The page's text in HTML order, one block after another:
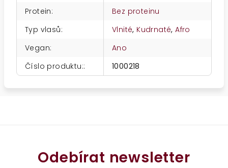
Protein:
Bez proteinu
Typ vlasů: Vlnité, Kudrnaté,Afro
Vegan:
Ano
Číslo produktu:: 1000218
Odebírat newsletter